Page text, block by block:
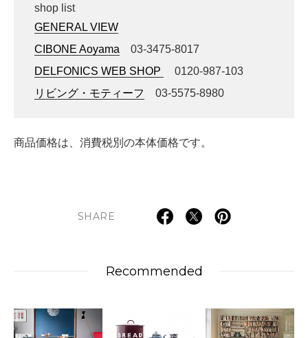
shop list
GENERAL VIEW
CIBONE Aoyama 03-3475-8017
DELFONICS WEB SHOP
0120-987-103
リビング・モティーフ
03-5575-8980
商品価格は、消費税別の本体価格です。
SHARE
Recommended